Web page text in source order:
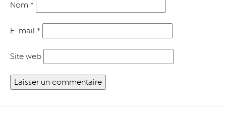
Nom *
E-mail *
Site web